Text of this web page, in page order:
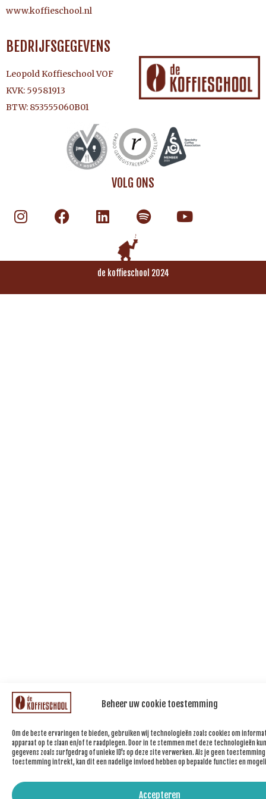
Beheer uw cookie toestemming
Om de beste ervaringen te bieden, gebruiken wij technologieën zoals cookies om
apparaat op te slaan en/of te raadplegen. Door in te stemmen met deze technologieën
gegevens zoals surfgedrag of unieke ID's op deze site verwerken. Als je geen
toestemming intrekt, kan dit een nadelige invloed hebben op bepaalde functies en
Accepteren
www.koffieschool.nl
BEDRIJFSGEGEVENS
Leopold Koffieschool VOF
KVK: 59581913
BTW: 853555060B01
VOLG ONS
de koffieschool 2024